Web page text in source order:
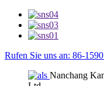
Rufen Sie uns an: 86-
Nanchang